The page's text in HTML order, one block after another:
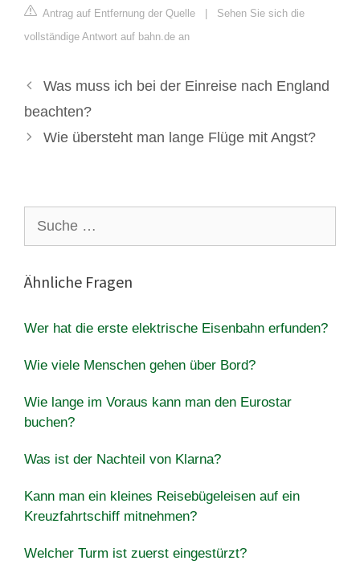
Antrag auf Entfernung der Quelle | Sehen Sie sich die
vollständige Antwort auf bahn.de an
Was muss ich bei der Einreise nach England
beachten?
Wie übersteht man lange Flüge mit Angst?
nach:
Ähnliche Fragen
Wer hat die erste elektrische Eisenbahn erfunden?
Wie viele Menschen gehen über Bord?
Wie lange im Voraus kann man den Eurostar
buchen?
Was ist der Nachteil von Klarna?
Kann man ein kleines Reisebügeleisen auf ein
Kreuzfahrtschiff mitnehmen?
Welcher Turm ist zuerst eingestürzt?